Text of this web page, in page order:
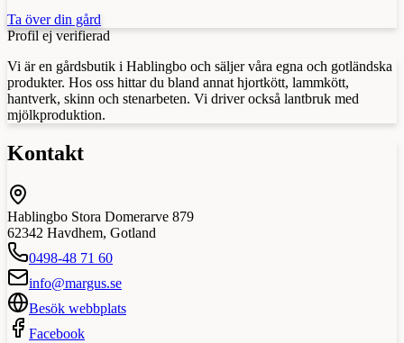
Ta över din gård
Profil ej verifierad
Vi är en gårdsbutik i Hablingbo och säljer våra egna och gotländska
produkter. Hos oss hittar du bland annat hjortkött, lammkött,
hantverk, skinn och stenarbeten. Vi driver också lantbruk med
mjölkproduktion.
Kontakt
Hablingbo Stora Domerarve 879
62342 Havdhem, Gotland
0498-48 71 60
info@margus.se
Besök webbplats
Facebook